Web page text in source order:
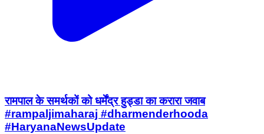
रामपाल के समर्थकों को धर्मेंद्र हुड्डा का करारा जवाब
#rampaljimaharaj #dharmenderhooda
#HaryanaNewsUpdate